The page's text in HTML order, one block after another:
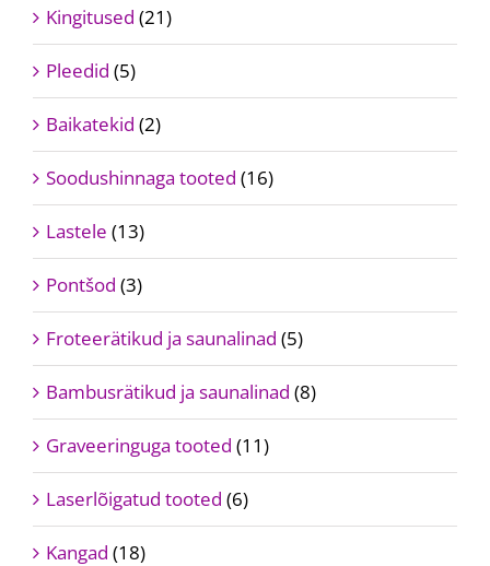
Kingitused (21)
Pleedid (5)
Baikatekid (2)
Soodushinnaga tooted (16)
Lastele (13)
Pontšod (3)
Froteerätikud ja saunalinad (5)
Bambusrätikud ja saunalinad (8)
Graveeringuga tooted (11)
Laserlõigatud tooted (6)
Kangad (18)